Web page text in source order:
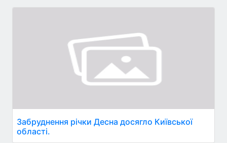
Забруднення річки Десна досягло Київської
області.